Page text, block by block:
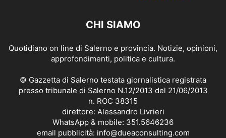
CHI SIAMO
Quotidiano on line di Salerno e provincia. Notizie, opinioni,
approfondimenti, politica e cultura.
© Gazzetta di Salerno testata giornalistica registrata
presso tribunale di Salerno N.12/2013 del 21/06/2013
n. ROC 38315
direttore: Alessandro Livrieri
WhatsApp & mobile: 351.5646236
email pubblicità: info@dueaconsulting.com